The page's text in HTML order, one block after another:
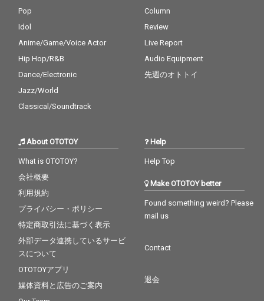
Pop
Idol
Anime/Game/Voice Actor
Hip Hop/R&B
Dance/Electronic
Jazz/World
Classical/Soundtrack
Column
Review
Live Report
Audio Equipment
先週のオトトイ
About OTOTOY
What is OTOTOY?
会社概要
利用規約
プライバシー・ポリシー
特定商取引法に基づく表示
外部データ連携しているサービ
スについて
OTOTOYアプリ
媒体資料と広告のご案内
Help
Help Top
Make OTOTOY better
Found something weird? Please
mail us
Contact
退会